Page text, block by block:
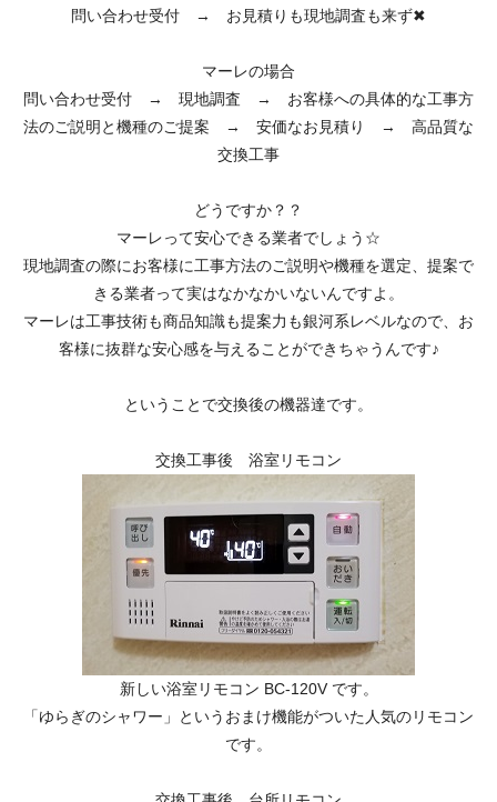
問い合わせ受付 → お見積りも現地調査も来ず✖
マーレの場合
問い合わせ受付 → 現地調査 → お客様への具体的な工事方
法のご説明と機種のご提案 → 安価なお見積り → 高品質な
交換工事
どうですか？？
マーレって安心できる業者でしょう☆
現地調査の際にお客様に工事方法のご説明や機種を選定、提案で
きる業者って実はなかなかいないんですよ。
マーレは工事技術も商品知識も提案力も銀河系レベルなので、お
客様に抜群な安心感を与えることができちゃうんです♪
ということで交換後の機器達です。
交換工事後 浴室リモコン
新しい浴室リモコン BC-120V です。
「ゆらぎのシャワー」というおまけ機能がついた人気のリモコン
です。